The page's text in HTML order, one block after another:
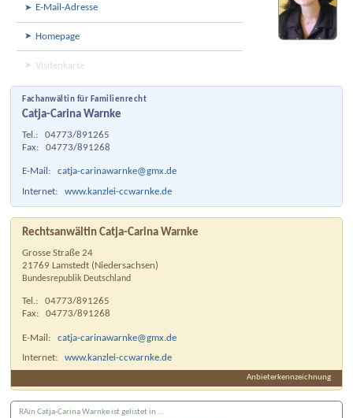
E-Mail-Adresse
Homepage
Visitenkarte
Fachanwältin für Familienrecht
Catja-Carina Warnke
Tel.:
04773/891265
Fax:
04773/891268
E-Mail:
catja-carinawarnke@gmx.de
Internet:
www.kanzlei-ccwarnke.de
Rechtsanwältin Catja-Carina Warnke
Grosse Straße 24
21769 Lamstedt (Niedersachsen)
Bundesrepublik Deutschland
Tel.:
04773/891265
Fax:
04773/891268
E-Mail:
catja-carinawarnke@gmx.de
Internet:
www.kanzlei-ccwarnke.de
Anbieterkennzeichnung
RAin Catja-Carina Warnke ist gelistet in ...